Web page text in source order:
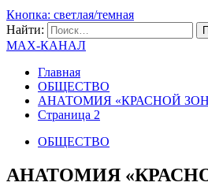
Кнопка: светлая/темная
Найти:
MAX-КАНАЛ
Главная
ОБЩЕСТВО
АНАТОМИЯ «КРАСНОЙ
Страница 2
ОБЩЕСТВО
АНАТОМИЯ